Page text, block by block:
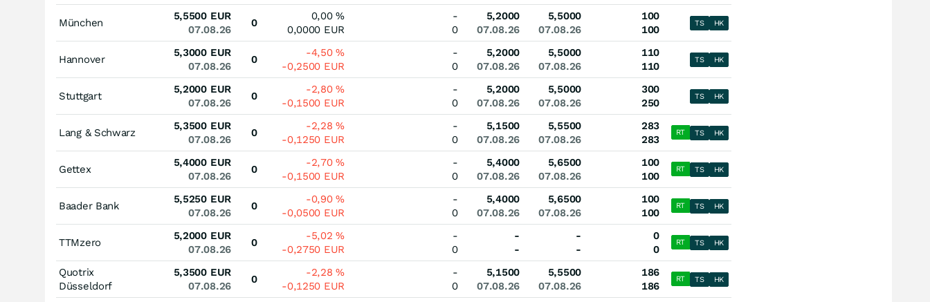
München
5,5500 EUR
07.08.26
0
0,00%
0,0000 EUR
-
0
5,2000
07.08.26
5,5000
07.08.26
100
100
TS HK
Hannover
5,3000 EUR
07.08.26
0
-4,50%
-0,2500 EUR
-
0
5,2000
07.08.26
5,5000
07.08.26
110
110
TS HK
Stuttgart
5,2000 EUR
07.08.26
0
-2,80%
-0,1500 EUR
-
0
5,2000
07.08.26
5,5000
07.08.26
300
250
TS HK
Lang & Schwarz
5,3500 EUR
07.08.26
0
-2,28%
-0,1250 EUR
-
0
5,1500
07.08.26
5,5500
07.08.26
283
283
RT TS HK
Gettex
5,4000 EUR
07.08.26
0
-2,70%
-0,1500 EUR
-
0
5,4000
07.08.26
5,6500
07.08.26
100
100
RT TS HK
Baader Bank
5,5250 EUR
07.08.26
0
-0,90%
-0,0500 EUR
-
0
5,4000
07.08.26
5,6500
07.08.26
100
100
RT TS HK
TTMzero
5,2000 EUR
07.08.26
0
-5,02%
-0,2750 EUR
-
0
-
-
-
-
0
0
RT TS HK
Quotrix
Düsseldorf
5,3500 EUR
07.08.26
0
-2,28%
-0,1250 EUR
-
0
5,1500
07.08.26
5,5500
07.08.26
186
186
RT TS HK